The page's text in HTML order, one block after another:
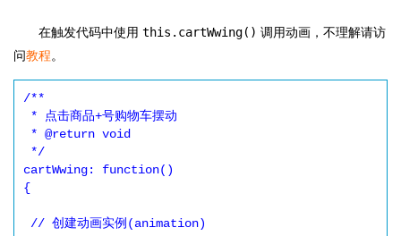
在触发代码中使用 this.cartWwing() 调用动画，不理解请访
问教程。
/**
cartWwing: function()
{